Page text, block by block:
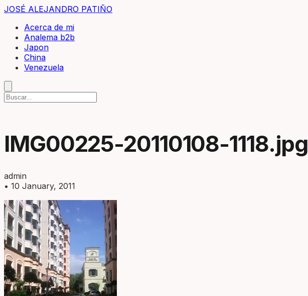
JOSÉ ALEJANDRO PATIÑO
Acerca de mi
Analema b2b
Japon
China
Venezuela
IMG00225-20110108-1118.jpg
admin
• 10 January, 2011